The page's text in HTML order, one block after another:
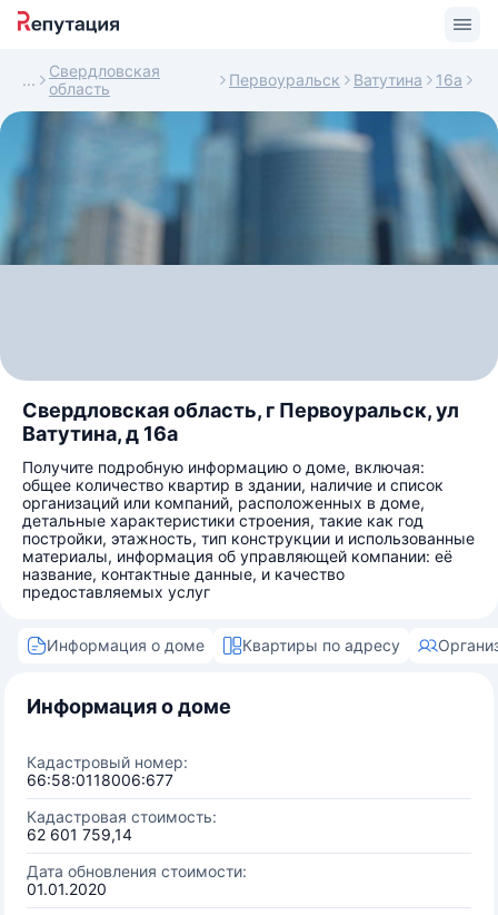
Свердловская
область
Первоуральск Ватутина 16а
Свердловская область, г Первоуральск, ул
Ватутина, д 16а
Получите подробную информацию о доме, включая:
общее количество квартир в здании, наличие и список
организаций или компаний, расположенных в доме,
детальные характеристики строения, такие как год
постройки, этажность, тип конструкции и использованные
материалы, информация об управляющей компании: её
название, контактные данные, и качество
предоставляемых услуг
Информация о доме Квартиры по адресу
Информация о доме
Кадастровый номер:
66:58:0118006:677
Кадастровая стоимость:
62 601 759,14
Дата обновления стоимости:
01.01.2020